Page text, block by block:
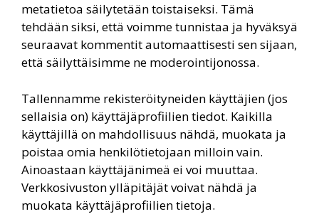
metatietoa säilytetään toistaiseksi. Tämä
tehdään siksi, että voimme tunnistaa ja hyväksyä
seuraavat kommentit automaattisesti sen sijaan,
että säilyttäisimme ne moderointijonossa.
Tallennamme rekisteröityneiden käyttäjien (jos
sellaisia on) käyttäjäprofiilien tiedot. Kaikilla
käyttäjillä on mahdollisuus nähdä, muokata ja
poistaa omia henkilötietojaan milloin vain.
Ainoastaan käyttäjänimeä ei voi muuttaa.
Verkkosivuston ylläpitäjät voivat nähdä ja
muokata käyttäjäprofiilien tietoja.